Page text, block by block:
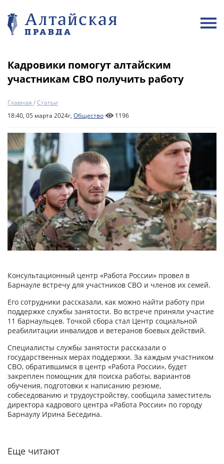
Кадровики помогут алтайским
участникам СВО получить работу
Главная /Статьи
18:40, 05 марта 2024г, Общество 1196
Консультационный центр «Работа России» провел в
Барнауле встречу для участников СВО и членов их семей.
Его сотрудники рассказали, как можно найти работу при
поддержке службы занятости. Во встрече приняли участие
11 барнаульцев. Точкой сбора стал Центр социальной
реабилитации инвалидов и ветеранов боевых действий.
Специалисты службы занятости рассказали о
государственных мерах поддержки. За каждым участником
СВО, обратившимся в центр «Работа России», будет
закреплен помощник для поиска работы, вариантов
обучения, подготовки к написанию резюме,
собеседованию и трудоустройству, сообщила заместитель
директора кадрового центра «Работа России» по городу
Барнаулу Ирина Беседина.
Еще читают